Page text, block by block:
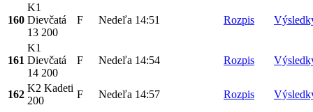
160
K1
Dievčatá
13 200
F Nedeľa 14:51 Rozpis
161
K1
Dievčatá
14 200
F Nedeľa 14:54 Rozpis
162
K2 Kadeti
200
F Nedeľa 14:57 Rozpis